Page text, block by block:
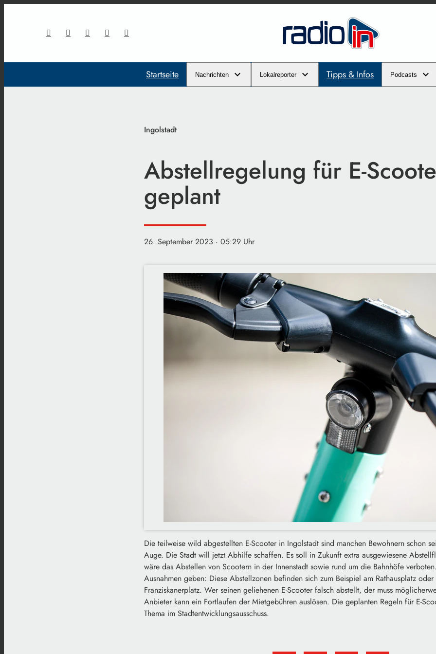
Startseite Nachrichten Lokalreporter Tipps & Infos Podcasts
Ingolstadt
Abstellregelung für E-
geplant
26. September 2023 · 05:29 Uhr
Die teilweise wild abgestellten E-Scooter in Ingolstadt sind manchen Bewohnern schon
Auge. Die Stadt will jetzt Abhilfe schaffen. Es soll in Zukunft extra ausgewiesene
wäre das Abstellen von Scootern in der Innenstadt sowie rund um die Bahnhöfe
Ausnahmen geben: Diese Abstellzonen befinden sich zum Beispiel am Rathausplatz
Franziskanerplatz. Wer seinen geliehenen E-Scooter falsch abstellt, der muss
Anbieter kann ein Fortlaufen der Mietgebühren auslösen. Die geplanten Regeln für E-
Thema im Stadtentwicklungsausschuss.